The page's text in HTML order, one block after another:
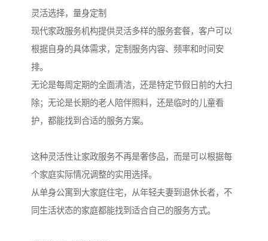
灵活选择，量身定制
现代家政服务机构提供灵活多样的服务套餐，客户可以
根据自身的具体需求，定制服务内容、频率和时间安
排。
无论是每周定期的全面清洁，还是特定节假日前的大扫
除；无论是长期的老人陪伴照料，还是临时的儿童看
护，都能找到合适的服务方案。
这种灵活性让家政服务不再是奢侈品，而是可以根据每
个家庭实际情况调整的实用选择。
从单身公寓到大家庭住宅，从年轻夫妻到退休长者，不
同生活状态的家庭都能找到适合自己的服务方式。